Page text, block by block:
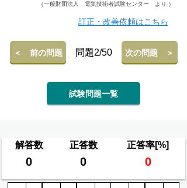
（一般財団法人 電気技術者試験センター より ）
訂正・改善依頼はこちら
＜ 前の問題 問題2/50 次の問題 ＞
試験問題一覧
解答数 正答数 正答率[%]
0 0 0